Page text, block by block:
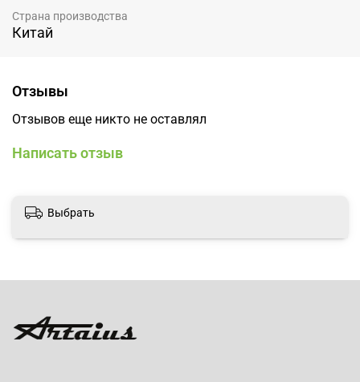
Страна производства
Китай
Отзывы
Отзывов еще никто не оставлял
Написать отзыв
Выбрать